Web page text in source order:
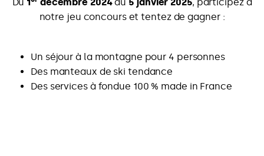
notre jeu concours et tentez de gagner :
Un séjour à la montagne pour 4 personnes
Des manteaux de ski tendance
Des services à fondue 100 % made in France